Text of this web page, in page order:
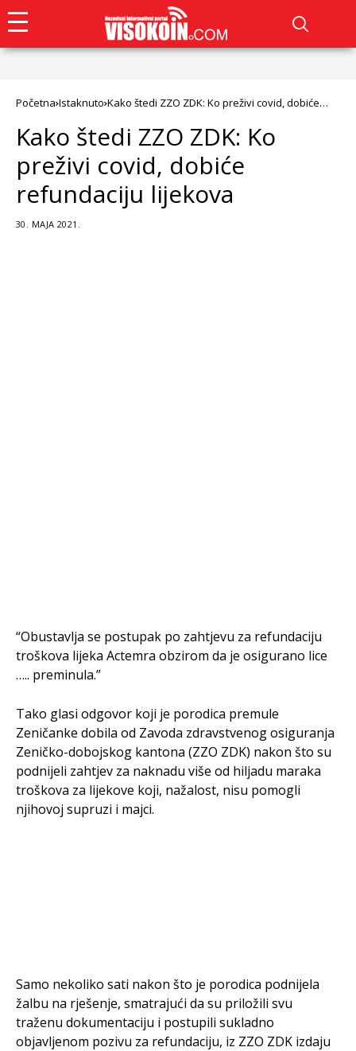
Početna Istaknuto Kako štedi ZZO ZDK: Ko preživi covid, dobiće
Kako štedi ZZO ZDK: Ko
preživi covid, dobiće
refundaciju lijekova
30. MAJA 2021.
“Obustavlja se postupak po zahtjevu za refundaciju
troškova lijeka Actemra obzirom da je osigurano lice
….. preminula.”
Tako glasi odgovor koji je porodica premule
Zeničanke dobila od Zavoda zdravstvenog osiguranja
Zeničko-dobojskog kantona (ZZO ZDK) nakon što su
podnijeli zahtjev za naknadu više od hiljadu maraka
troškova za lijekove koji, nažalost, nisu pomogli
njihovoj supruzi i majci.
Samo nekoliko sati nakon što je porodica podnijela
žalbu na rješenje, smatrajući da su priložili svu
traženu dokumentaciju i postupili sukladno
objavljenom pozivu za refundaciju, iz ZZO ZDK izdaju